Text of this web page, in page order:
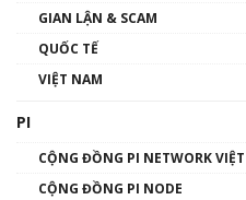
gió ấm
Talkshow 14:
GIAN LẬN & SCAM
QUỐC TẾ
VIỆT NAM
PI
CỘNG ĐỒNG PI NETWORK
CỘNG ĐỒNG PI NODE